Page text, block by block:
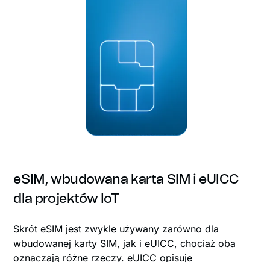
eSIM, wbudowana karta SIM i eUICC
dla projektów IoT
Skrót eSIM jest zwykle używany zarówno dla
wbudowanej karty SIM, jak i eUICC, chociaż oba
oznaczają różne rzeczy. eUICC opisuje